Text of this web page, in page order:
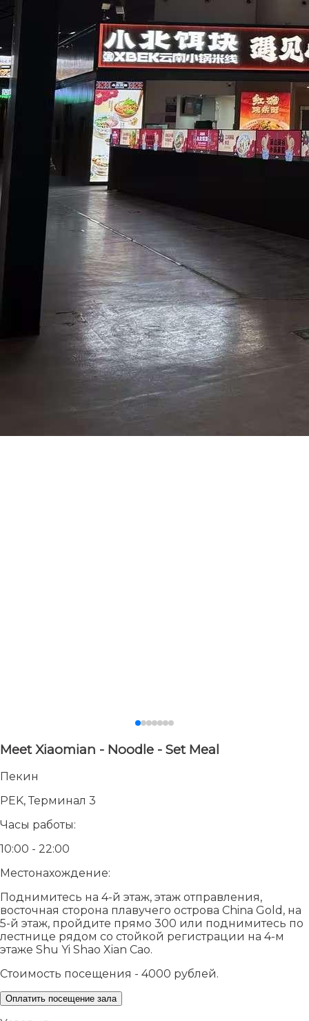
Meet Xiaomian - Noodle - Set Meal
Пекин
PEK, Терминал 3
Часы работы:
10:00 - 22:00
Местонахождение:
Поднимитесь на 4-й этаж, этаж отправления,
восточная сторона плавучего острова China Gold, на
5-й этаж, пройдите прямо 300 или поднимитесь по
лестнице рядом со стойкой регистрации на 4-м
этаже Shu Yi Shao Xian Cao.
Стоимость посещения - 4000 рублей.
Оплатить посещение зала